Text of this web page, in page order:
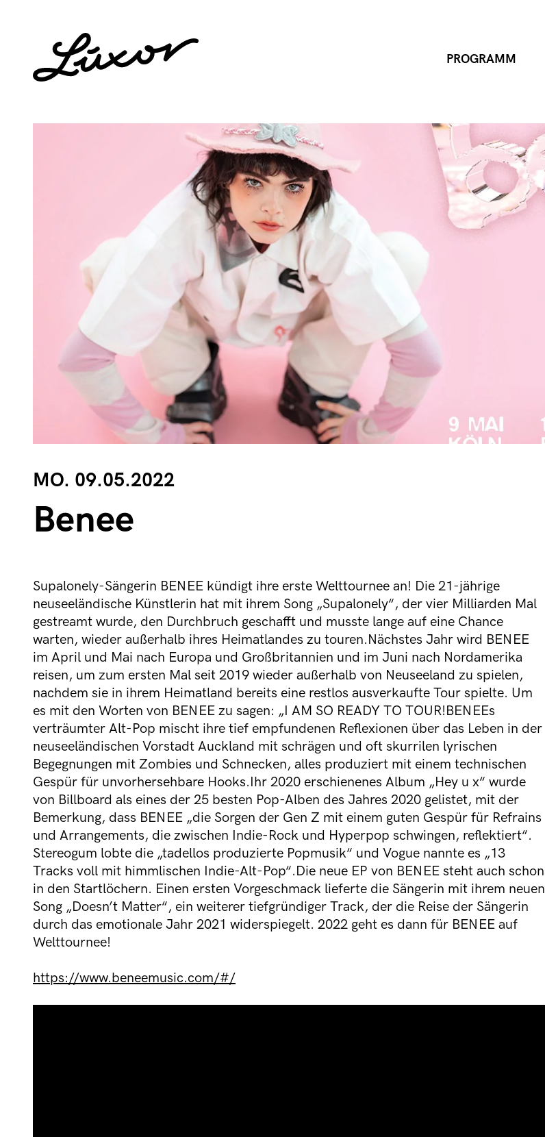
PROGRAMM
MO. 09.05.2022
Benee
Supalonely-Sängerin BENEE kündigt ihre erste Welttournee an! Die 21-jährige
neuseeländische Künstlerin hat mit ihrem Song „Supalonely“, der vier Milliarden Mal
gestreamt wurde, den Durchbruch geschafft und musste lange auf eine Chance
warten, wieder außerhalb ihres Heimatlandes zu touren.Nächstes Jahr wird BENEE
im April und Mai nach Europa und Großbritannien und im Juni nach Nordamerika
reisen, um zum ersten Mal seit 2019 wieder außerhalb von Neuseeland zu spielen,
nachdem sie in ihrem Heimatland bereits eine restlos ausverkaufte Tour spielte. Um
es mit den Worten von BENEE zu sagen: „I AM SO READY TO TOUR!BENEEs
verträumter Alt-Pop mischt ihre tief empfundenen Reflexionen über das Leben in der
neuseeländischen Vorstadt Auckland mit schrägen und oft skurrilen lyrischen
Begegnungen mit Zombies und Schnecken, alles produziert mit einem technischen
Gespür für unvorhersehbare Hooks.Ihr 2020 erschienenes Album „Hey u x“ wurde
von Billboard als eines der 25 besten Pop-Alben des Jahres 2020 gelistet, mit der
Bemerkung, dass BENEE „die Sorgen der Gen Z mit einem guten Gespür für Refrains
und Arrangements, die zwischen Indie-Rock und Hyperpop schwingen, reflektiert“.
Stereogum lobte die „tadellos produzierte Popmusik“ und Vogue nannte es „13
Tracks voll mit himmlischen Indie-Alt-Pop“.Die neue EP von BENEE steht auch schon
in den Startlöchern. Einen ersten Vorgeschmack lieferte die Sängerin mit ihrem neuen
Song „Doesn’t Matter“, ein weiterer tiefgründiger Track, der die Reise der Sängerin
durch das emotionale Jahr 2021 widerspiegelt. 2022 geht es dann für BENEE auf
Welttournee!
https://www.beneemusic.com/#/